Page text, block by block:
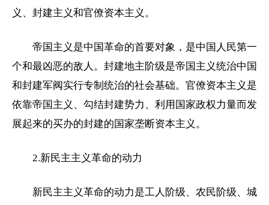
义、封建主义和官僚资本主义。
帝国主义是中国革命的首要对象，是中国人民第一
个和最凶恶的敌人。封建地主阶级是帝国主义统治中国
和封建军阀实行专制统治的社会基础。官僚资本主义是
依靠帝国主义、勾结封建势力、利用国家政权力量而发
展起来的买办的封建的国家垄断资本主义。
2.新民主主义革命的动力
新民主主义革命的动力是工人阶级、农民阶级、城